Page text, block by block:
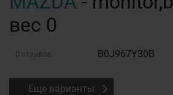
вес 0
0 отзывов B0J967Y30B
Еще варианты